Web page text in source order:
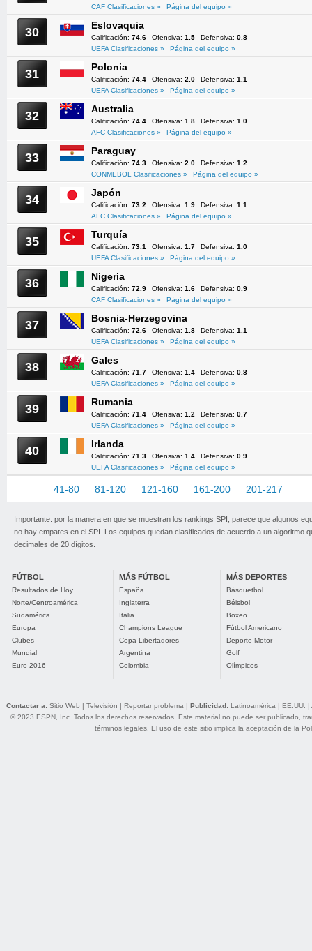
CAF Clasificaciones »
Página del equipo »
30 Eslovaquia
Calificación: 74.6 Ofensiva: 1.5 Defensiva: 0.8
UEFA Clasificaciones »
Página del equipo »
31 Polonia
Calificación: 74.4 Ofensiva: 2.0 Defensiva: 1.1
UEFA Clasificaciones »
Página del equipo »
32 Australia
Calificación: 74.4 Ofensiva: 1.8 Defensiva: 1.0
AFC Clasificaciones »
Página del equipo »
33 Paraguay
Calificación: 74.3 Ofensiva: 2.0 Defensiva: 1.2
CONMEBOL Clasificaciones »
Página del equipo »
34 Japón
Calificación: 73.2 Ofensiva: 1.9 Defensiva: 1.1
AFC Clasificaciones »
Página del equipo »
35 Turquía
Calificación: 73.1 Ofensiva: 1.7 Defensiva: 1.0
UEFA Clasificaciones »
Página del equipo »
36 Nigeria
Calificación: 72.9 Ofensiva: 1.6 Defensiva: 0.9
CAF Clasificaciones »
Página del equipo »
37 Bosnia-Herzegovina
Calificación: 72.6 Ofensiva: 1.8 Defensiva: 1.1
UEFA Clasificaciones »
Página del equipo »
38 Gales
Calificación: 71.7 Ofensiva: 1.4 Defensiva: 0.8
UEFA Clasificaciones »
Página del equipo »
39 Rumania
Calificación: 71.4 Ofensiva: 1.2 Defensiva: 0.7
UEFA Clasificaciones »
Página del equipo »
40 Irlanda
Calificación: 71.3 Ofensiva: 1.4 Defensiva: 0.9
UEFA Clasificaciones »
Página del equipo »
41-80 81-120 121-160 161-200 201-217
Importante: por la manera en que se muestran los rankings SPI, parece que algunos
no hay empates en el SPI. Los equipos quedan clasificados de acuerdo a un algoritmo
decimales de 20 dígitos.
FÚTBOL
Resultados de Hoy
Norte/Centroamérica
Sudamérica
Europa
Clubes
Mundial
Euro 2016
MÁS FÚTBOL
España
Inglaterra
Italia
Champions League
Copa Libertadores
Argentina
Colombia
MÁS DEPORTES
Básquetbol
Béisbol
Boxeo
Fútbol Americano
Deporte Motor
Golf
Olímpicos
Contactar a: Sitio Web | Televisión | Reportar problema | Publicidad: Latinoamérica | EE.UU. |
© 2023 ESPN, Inc. Todos los derechos reservados. Este material no puede ser publicado,
términos legales. El uso de este sitio implica la aceptación de la